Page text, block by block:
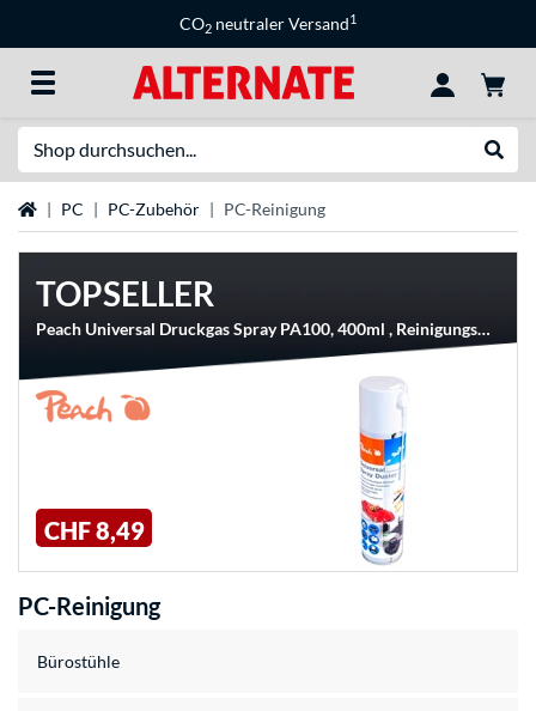
CO2 neutraler Versand1
Startseite
PC PC-Zubehör PC-Reinigung
TOPSELLER
Peach Universal Druckgas Spray PA100, 400ml , Reinigungsmittel
CHF 8,49
PC-Reinigung
Bürostühle